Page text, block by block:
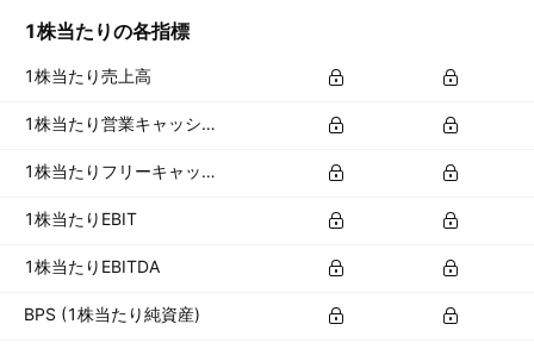
1株当たりの各指標
1株当たり売上高
1株当たり営業キャッシュフロー
1株当たりフリーキャッシュフロー
1株当たりEBIT
1株当たりEBITDA
BPS (1株当たり純資産)